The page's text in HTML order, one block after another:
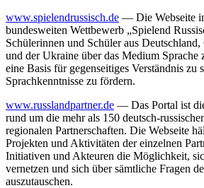
www.spielendrussisch.de — Die Webseite
bundesweiten Wettbewerb „Spielend
Schülerinnen und Schüler aus
und der Ukraine über das Medium Sprache
eine Basis für gegenseitiges Verständnis zu
Sprachkenntnisse zu fördern.
www.russlandpartner.de — Das Portal ist
rund um die mehr als 150 deutsch-
regionalen Partnerschaften. Die Webseite
Projekten und Aktivitäten der einzelnen
Initiativen und Akteuren die Möglichkeit,
vernetzen und sich über sämtliche Fragen
auszutauschen.